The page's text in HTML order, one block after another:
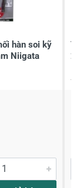
hàn soi kỹ
Niigata